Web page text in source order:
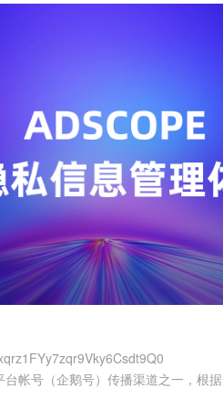
帐号（企鹅号）传播渠道之一，根据